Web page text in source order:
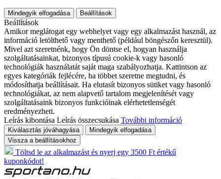
Mindegyik elfogadása Beállítások
Beállítások
Amikor meglátogat egy webhelyet vagy egy alkalmazást használ, az
információ letölthető vagy menthető (például böngészőn keresztül).
Mivel azt szeretnénk, hogy Ön döntse el, hogyan használja
szolgáltatásainkat, bizonyos típusú cookie-k vagy hasonló
technológiák használatát saját maga szabályozhatja. Kattintson az
egyes kategóriák fejlécére, ha többet szeretne megtudni, és
módosíthatja beállításait. Ha elutasít bizonyos sütiket vagy hasonló
technológiákat, az nem alapvető tartalom megjelenítését vagy
szolgáltatásaink bizonyos funkcióinak elérhetetlenségét
eredményezheti.
Leírás kibontása Leírás összecsukása További információ
Kiválasztás jóváhagyása
Mindegyik elfogadása
Vissza a beállításokhoz
Töltsd le az alkalmazást és nyerj egy 3500 Ft értékű
kuponkódot!